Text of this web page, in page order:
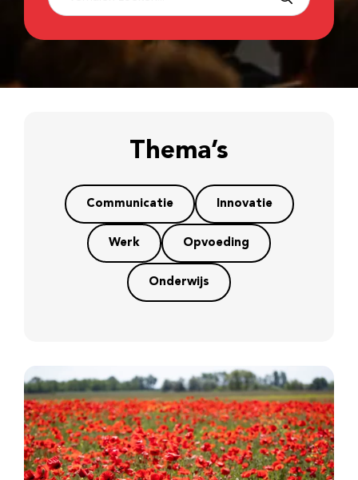
Thema’s
Communicatie Innovatie
Werk Opvoeding
Onderwijs